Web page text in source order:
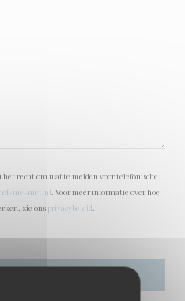
recht om u af te melden voor telefonische
bel-me-niet.nl . Voor meer informatie over hoe
zie ons privacybeleid